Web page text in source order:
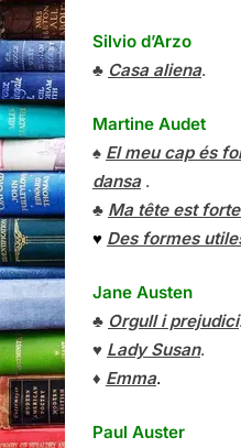
Silvio d’Arzo
♣ Casa aliena.
Martine Audet
♠ El meu cap és
dansa.
♣ Ma tête est
♥ Des formes
Jane Austen
♣ Orgull i prejudici.
♥ Lady Susan.
♦ Emma.
Paul Auster